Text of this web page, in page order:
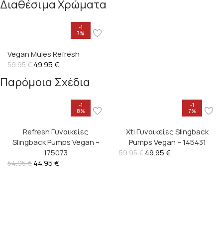
Διαθέσιμα Χρώματα
-1
7%
Vegan Mules Refresh
59.95€ 49.95€
Παρόμοια Σχέδια
-1
8%
Refresh Γυναικείες
Slingback Pumps Vegan –
175073
54.95€ 44.95€
-1
7%
Xti Γυναικείες Slingback
Pumps Vegan – 145431
59.95€ 49.95€